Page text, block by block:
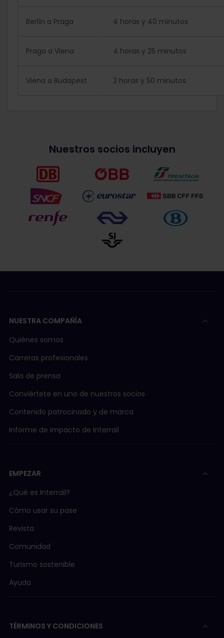
Berlín a Praga 4 horas y 40 minutos
Praga a Viena 4 horas y 25 minutos
Viena a Budapest 2 horas y 50 minutos
Nuestros socios incluyen
NUESTRA COMPAÑÍA
Quiénes somos
Carreras profesionales
Sala de prensa
Conviértete en uno de nuestros socios
Contenido patrocinado y de marca
Informe de impacto de Interrail
EMPEZAR
¿Qué es Interrail?
Cómo usar su pase
Revista
Comunidad
Turismo sostenible
Ayuda
TÉRMINOS Y CONDICIONES